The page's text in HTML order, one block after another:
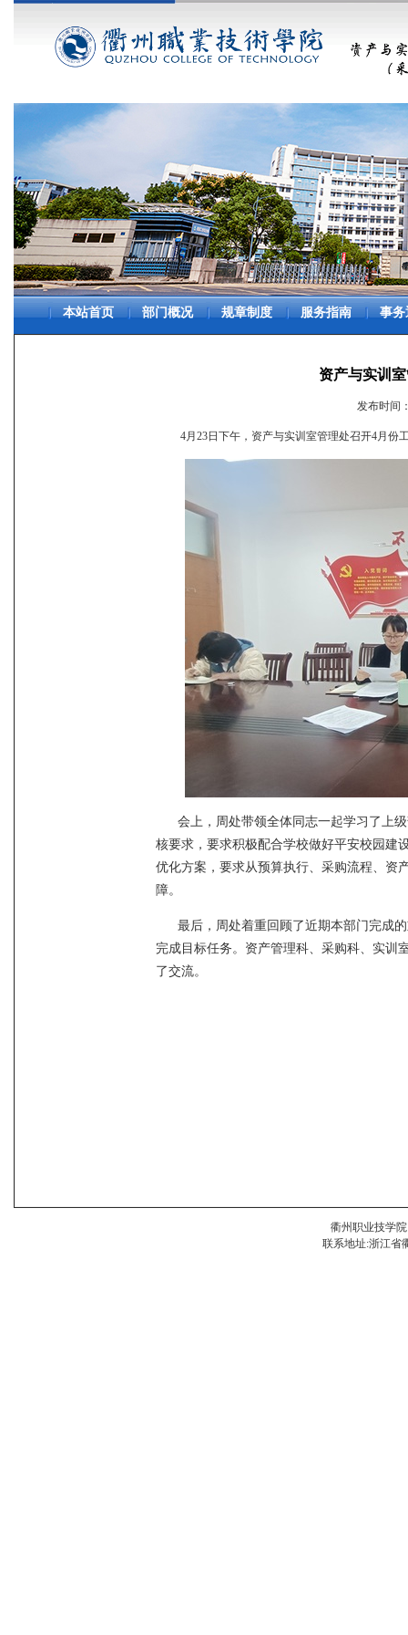
本站首页 部门概况 规章制度 服务指南 事务
资产与实训
发布时间
4月 23日下午，资产与实训室管理处召开4月份
会上，周处带领全体同志一起学习了上
核要求，要求积极配合学校做好平安校园建
优化方案，要求从预算执行、采购流程、资
障。
最后，周处着重回顾了近期本部门完成
完成目标任务。资产管理科、采购科、实训
了交流。
衢州职业技学
联系地址:浙江省